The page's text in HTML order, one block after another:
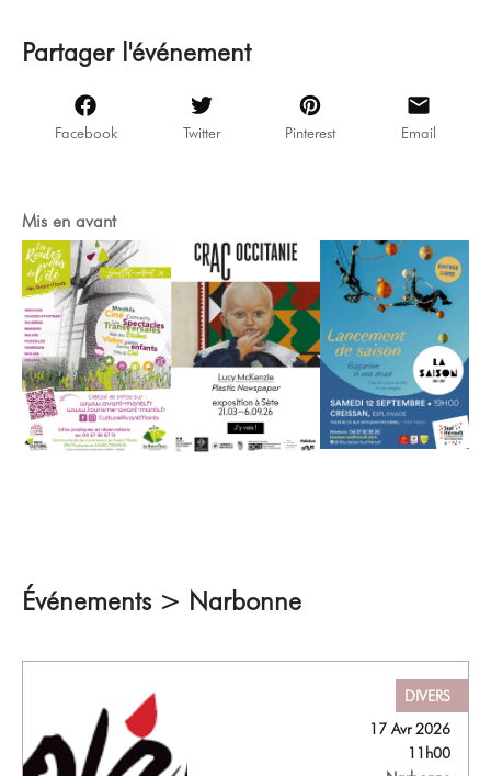
Partager l'événement
Facebook Twitter Pinterest Email
Mis en avant
Événements > Narbonne
DIVERS
17 Avr 2026
11h00